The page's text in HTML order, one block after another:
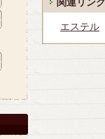
エステル